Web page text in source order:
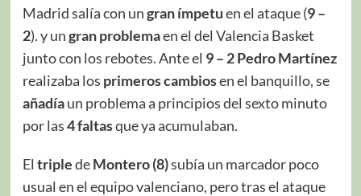
Madrid salía con ungran ímpetuen el ataque (9 –
2). y ungran problemaen el del Valencia Basket
junto con los rebotes. Ante el 9 – 2 Pedro Martínez
realizaba los primeros cambiosen el banquillo, se
añadíaun problema a principios del sexto minuto
por las4 faltasque ya acumulaban.
El tripledeMontero (8)subía un marcador poco
usual en el equipo valenciano, pero tras el ataque